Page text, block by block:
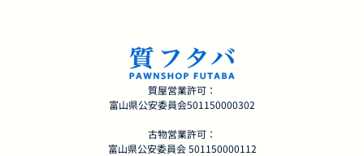
質屋営業許可：
富山県公安委員会501150000302
古物営業許可：
富山県公安委員会 501150000112